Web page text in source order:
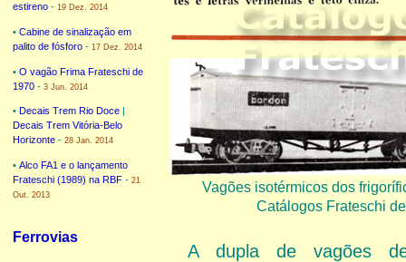
estireno - 19 Dez. 2014
• Cabine de sinalização em
palito de fósforo - 17 Dez. 2014
• O vagão Frima Frateschi de
1970 - 3 Jun. 2014
• Decais Trem Rio Doce
Decais Trem Vitória-Belo
Horizonte - 28 Jan. 2014
• Alco FA1 e o lançamento
Frateschi (1989) na RBF - 21
Out. 2013
Ferrovias
Vagões isotérmicos dos
Catálogos Frateschi
A dupla de vagões